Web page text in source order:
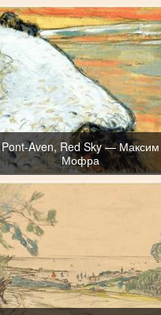
Pont-Aven, Red Sky — Максим
Мофра